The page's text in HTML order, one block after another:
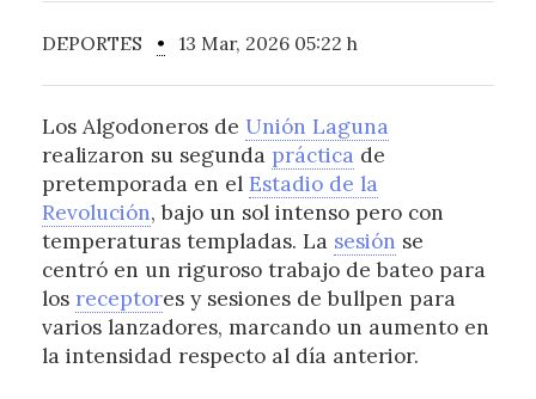
DEPORTES • 13 Mar, 2026 05:22 h
Los Algodoneros de Unión Laguna
realizaron su segunda práctica de
pretemporada en el Estadio de la
Revolución, bajo un sol intenso pero con
temperaturas templadas. La sesión se
centró en un riguroso trabajo de bateo para
los receptores y sesiones de bullpen para
varios lanzadores, marcando un aumento en
la intensidad respecto al día anterior.